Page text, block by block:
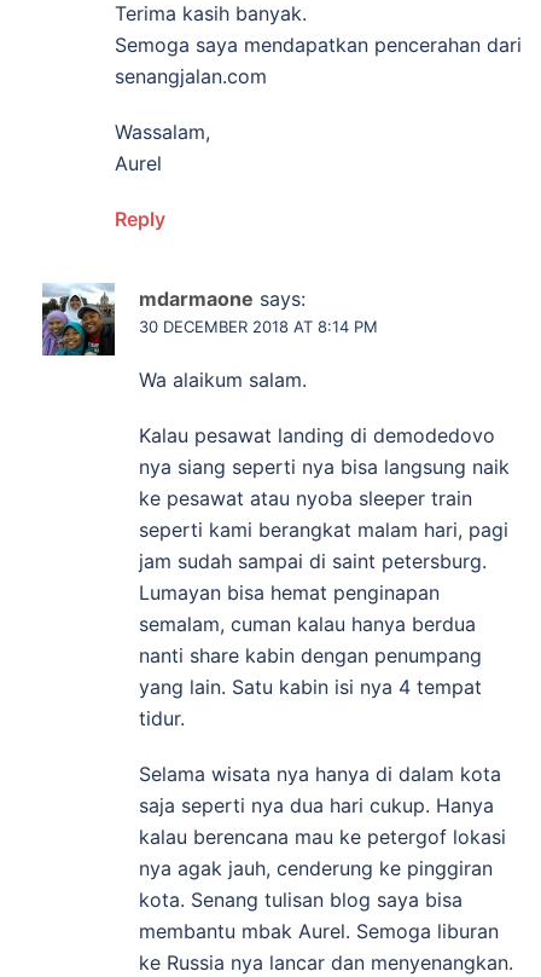
Terima kasih banyak.
Semoga saya mendapatkan pencerahan dari
senangjalan.com
Wassalam,
Aurel
Reply
mdarmaone says:
30 DECEMBER 2018 AT 8:14 PM
Wa alaikum salam.
Kalau pesawat landing di demodedovo
nya siang seperti nya bisa langsung naik
ke pesawat atau nyoba sleeper train
seperti kami berangkat malam hari, pagi
jam sudah sampai di saint petersburg.
Lumayan bisa hemat penginapan
semalam, cuman kalau hanya berdua
nanti share kabin dengan penumpang
yang lain. Satu kabin isi nya 4 tempat
tidur.
Selama wisata nya hanya di dalam kota
saja seperti nya dua hari cukup. Hanya
kalau berencana mau ke petergof lokasi
nya agak jauh, cenderung ke pinggiran
kota. Senang tulisan blog saya bisa
membantu mbak Aurel. Semoga liburan
ke Russia nya lancar dan menyenangkan.